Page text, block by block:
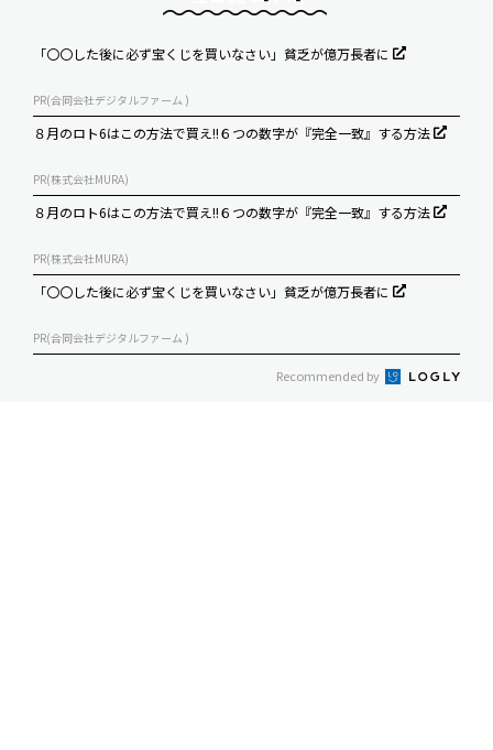
「〇〇した後に必ず宝くじを買いなさい」貧乏が億万長者に
PR(合同会社デジタルファーム )
８月のロト6はこの方法で買え!!６つの数字が『完全一致』する方法
PR(株式会社MURA)
８月のロト6はこの方法で買え!!６つの数字が『完全一致』する方法
PR(株式会社MURA)
「〇〇した後に必ず宝くじを買いなさい」貧乏が億万長者に
PR(合同会社デジタルファーム )
Recommended by